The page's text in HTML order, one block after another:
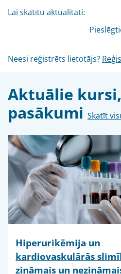
Lai skatītu aktualitāti:
Neesi reģistrēts lietotājs?
Aktuālie
pasākumi Skatīt
Hiperurikēmija un
kardiovaskulārās
zināmais un